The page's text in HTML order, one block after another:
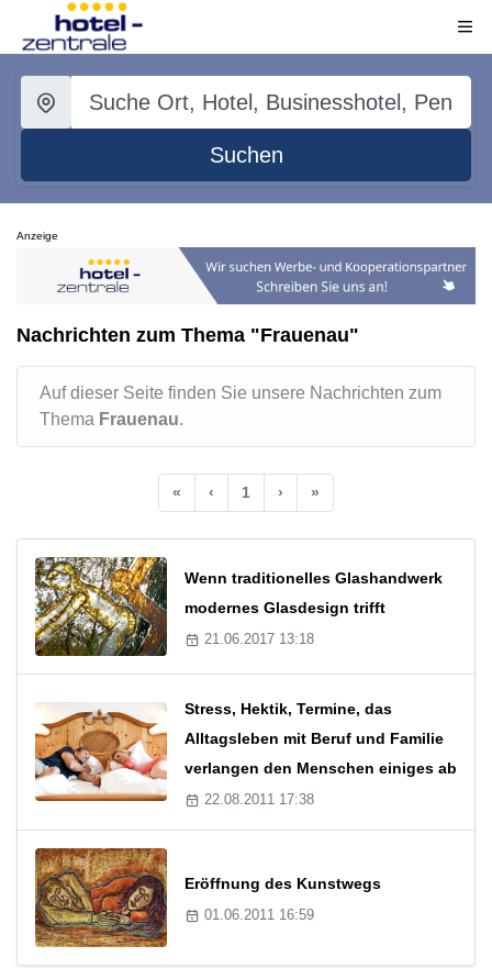
Suchen
Anzeige
Nachrichten zum Thema "Frauenau"
Auf dieser Seite finden Sie unsere Nachrichten zum
Thema Frauenau.
« ‹ 1 › »
Wenn traditionelles Glashandwerk
modernes Glasdesign trifft
21.06.2017 13:18
Stress, Hektik, Termine, das
Alltagsleben mit Beruf und Familie
verlangen den Menschen einiges ab
22.08.2011 17:38
Eröffnung des Kunstwegs
01.06.2011 16:59